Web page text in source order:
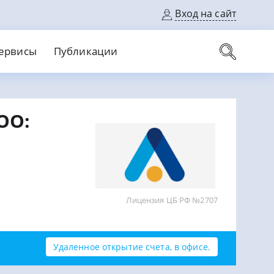
Вход на сайт
Без кредитной истории
Без справок
На длительный срок
С кэшбеком
Публикации
Лицензия ЦБ РФ №2707
Удаленное открытие счета, в офисе.